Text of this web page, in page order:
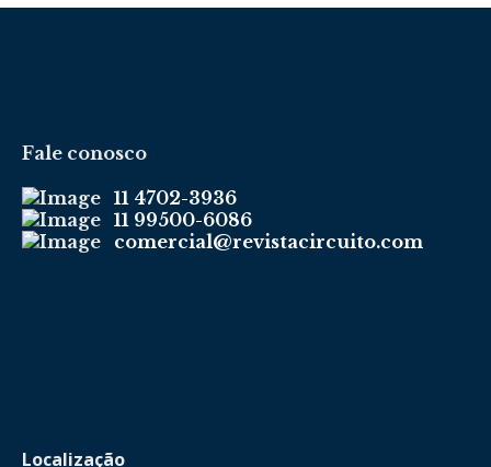
Fale conosco
11 4702-3936
11 99500-6086
comercial@revistacircuito.com
Localização